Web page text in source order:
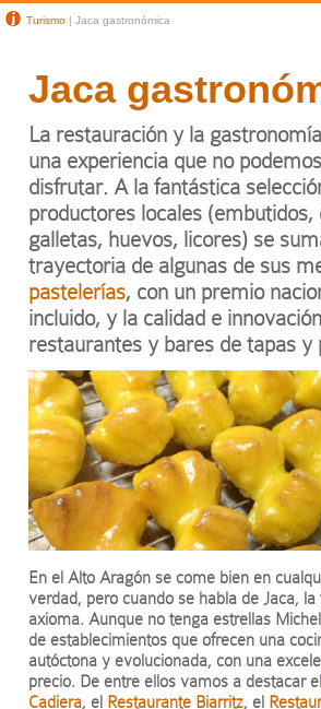
Turismo | Jaca gastronómica
Jaca
La restauración y la
una experiencia que no
disfrutar. A la fantástica
productores locales (embutidos,
galletas, huevos, licores) se
trayectoria de algunas de sus
pastelerías, con un premio
incluido, y la calidad e
restaurantes y bares de tapas y
En el Alto Aragón se come bien en
verdad, pero cuando se habla de Jaca,
axioma. Aunque no tenga estrellas
de establecimientos que ofrecen una
autóctona y evolucionada, con una
precio. De entre ellos vamos a destacar el
Cadiera, el Restaurante Biarritz, el